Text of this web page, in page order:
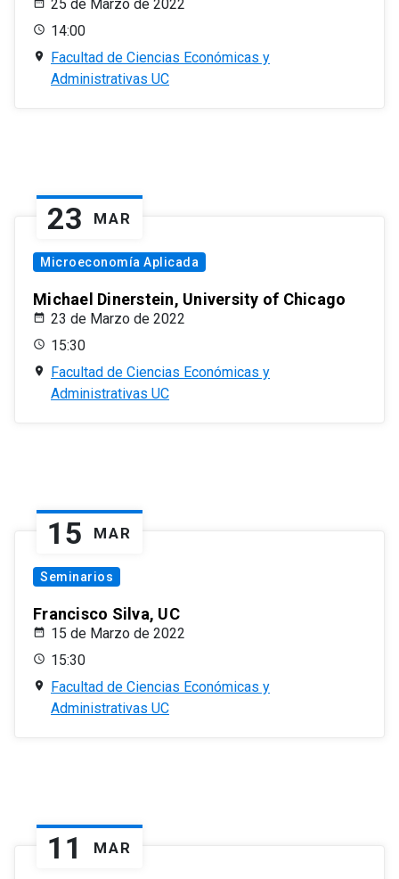
25 de Marzo de 2022
14:00
Facultad de Ciencias Económicas y
Administrativas UC
23 MAR
Microeconomía Aplicada
Michael Dinerstein, University of Chicago
23 de Marzo de 2022
15:30
Facultad de Ciencias Económicas y
Administrativas UC
15 MAR
Seminarios
Francisco Silva, UC
15 de Marzo de 2022
15:30
Facultad de Ciencias Económicas y
Administrativas UC
11 MAR